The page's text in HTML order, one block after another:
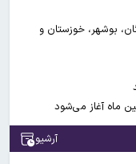
بوشهر، خوزستان و
ماه آغاز می‌شود
آرشیو